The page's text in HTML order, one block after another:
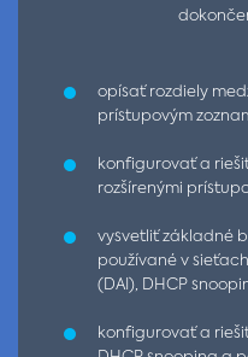
opísať rozdiely
prístupovým
konfigurovať a
rozšírenými
vysvetliť základné
používané v
(DAI), DHCP
konfigurovať a